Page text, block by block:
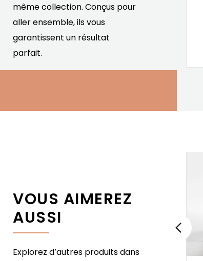
même collection. Conçus pour
aller ensemble, ils vous
garantissent un résultat
parfait.
Commode Playa 2
Hévéa massif
VOUS AIMEREZ
AUSSI
Explorez d’autres produits dans